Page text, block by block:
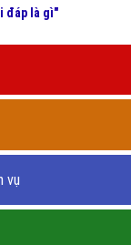
đáp là gì"
vụ